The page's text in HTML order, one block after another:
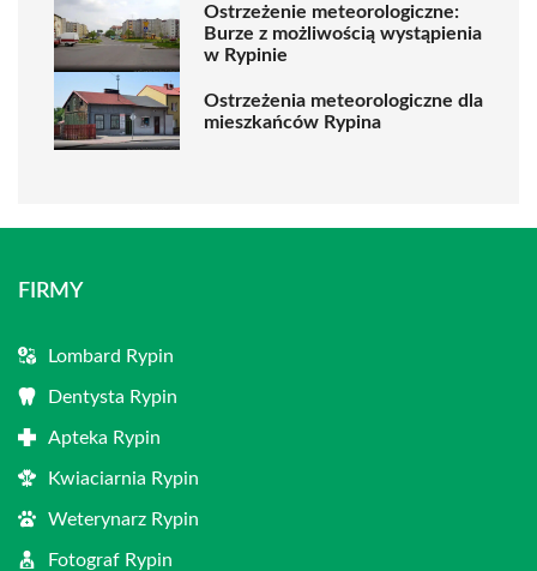
Ostrzeżenie meteorologiczne:
Burze z możliwością wystąpienia
w Rypinie
Ostrzeżenia meteorologiczne dla
mieszkańców Rypina
FIRMY
Lombard Rypin
Dentysta Rypin
Apteka Rypin
Kwiaciarnia Rypin
Weterynarz Rypin
Fotograf Rypin